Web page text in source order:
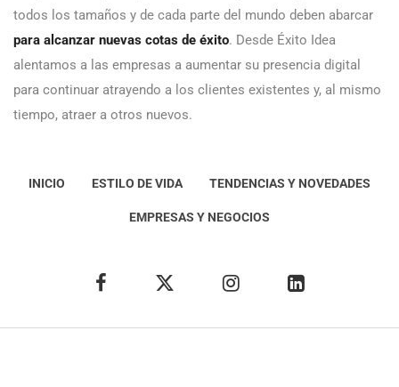
todos los tamaños y de cada parte del mundo deben abarcar
para alcanzar nuevas cotas de éxito. Desde Éxito Idea
alentamos a las empresas a aumentar su presencia digital
para continuar atrayendo a los clientes existentes y, al mismo
tiempo, atraer a otros nuevos.
INICIO ESTILO DE VIDA TENDENCIAS Y NOVEDADES
EMPRESAS Y NEGOCIOS